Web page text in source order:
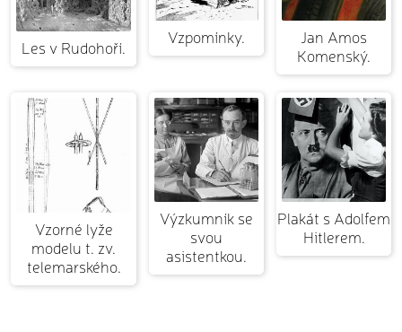
Les v Rudohoří.
Vzpomínky.
Jan Amos
Komenský.
Vzorné lyže
modelu t. zv.
telemarského.
Výzkumník se
svou
asistentkou.
Plakát s Adolfem
Hitlerem.